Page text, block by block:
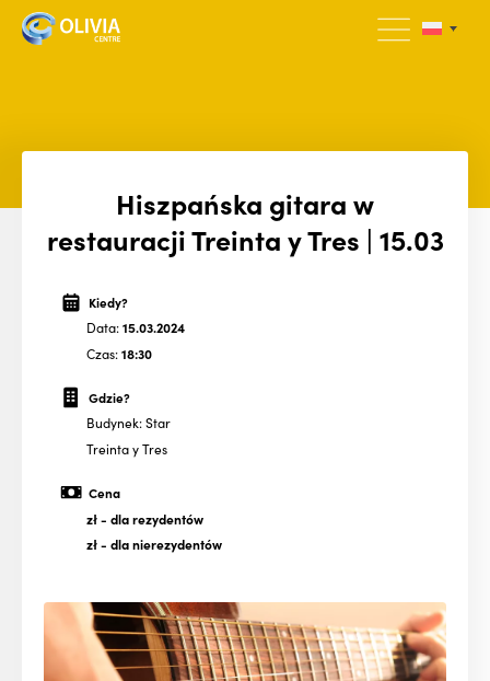
Hiszpańska gitara w
restauracji Treinta y Tres | 15.03
Kiedy?
Data:15.03.2024
Czas:18:30
Gdzie?
Budynek: Star
Treinta y Tres
Cena
zł- dla rezydentów
zł- dla nierezydentów